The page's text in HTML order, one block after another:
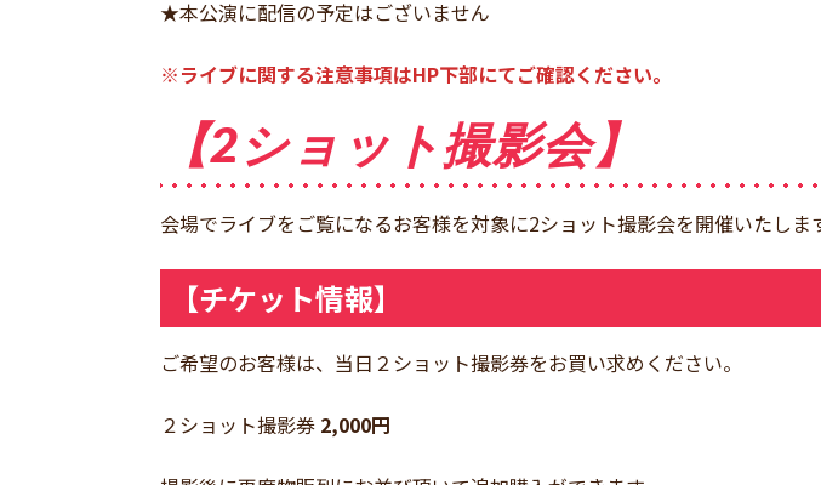
★本公演に配信の予定はございません
※ライブに関する注意事項はHP下部にてご確認ください。
【2ショット撮影会】
会場でライブをご覧になるお客様を対象に2ショット撮影会を開催いたしま
【チケット情報】
ご希望のお客様は、当日２ショット撮影券をお買い求めください。
２ショット撮影券 2,000円